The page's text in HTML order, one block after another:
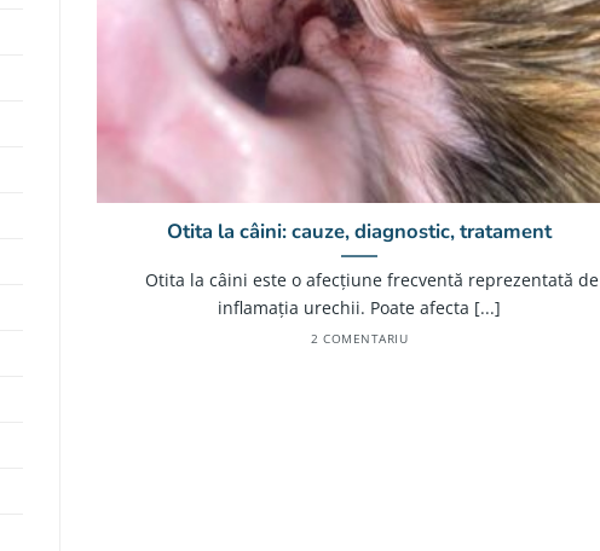
Otita la câini: cauze, diagnostic, tratament
Otita la câini este o afecțiune frecventă reprezentată de
inflamația urechii. Poate afecta [...]
2 COMENTARIU